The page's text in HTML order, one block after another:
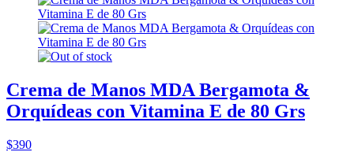
Crema de Manos MDA Bergamota &
Orquídeas con Vitamina E de 80 Grs
$390